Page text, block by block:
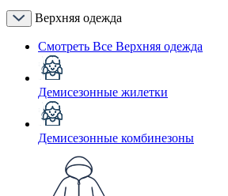
Верхняя одежда
Смотреть Все Верхняя одежда
Демисезонные жилетки
Демисезонные комбинезоны